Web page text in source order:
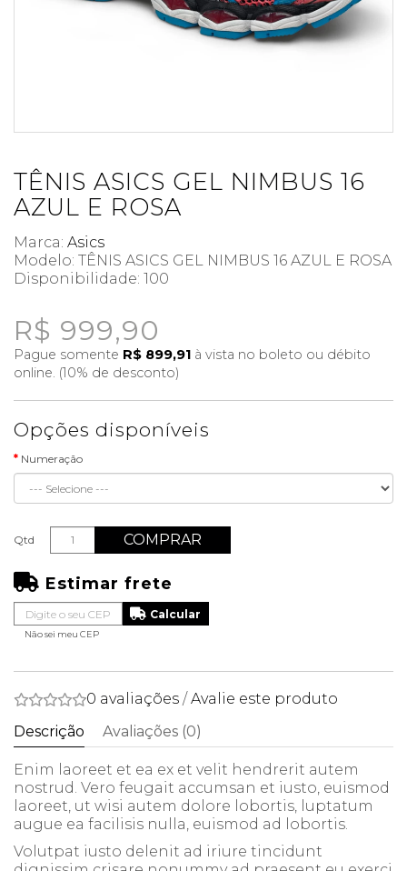
TÊNIS ASICS GEL NIMBUS 16
AZUL E ROSA
Marca: Asics
Modelo: TÊNIS ASICS GEL NIMBUS 16 AZUL E ROSA
Disponibilidade: 100
R$ 999,90
Pague somente R$ 899,91 à vista no boleto ou débito
online. (10% de desconto)
Opções disponíveis
Numeração
Qtd COMPRAR
Estimar frete
Não sei meu CEP
0 avaliações /Avalie este produto
Descrição
Avaliações (0)
Enim laoreet et ea ex et velit hendrerit autem
nostrud. Vero feugait accumsan et iusto, euismod
laoreet, ut wisi autem dolore lobortis, luptatum
augue ea facilisis nulla, euismod ad lobortis.
Volutpat iusto delenit ad iriure tincidunt